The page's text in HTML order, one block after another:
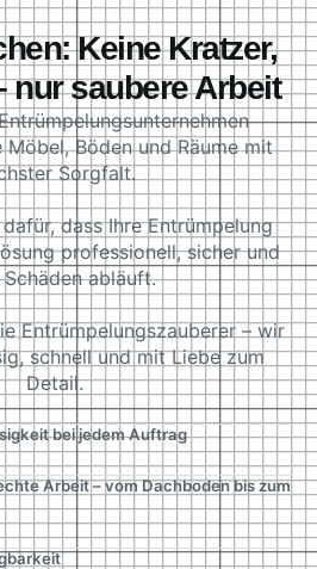
Keine Kratzer,
nur saubere Arbeit
Böden und Räume mit
Sorgfalt.
dass Ihre Entrümpelung
professionell, sicher und
abläuft.
Entrümpelungszauberer – wir
schnell und mit Liebe zum
Detail.
bei jedem Auftrag
Arbeit – vom Dachboden bis zum